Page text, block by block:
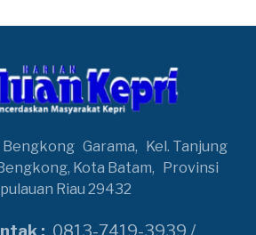
Bengkong Garama, Kel. Tanjung
Kota Batam, Provinsi
Riau 29432
: 0813-7419-3939 /